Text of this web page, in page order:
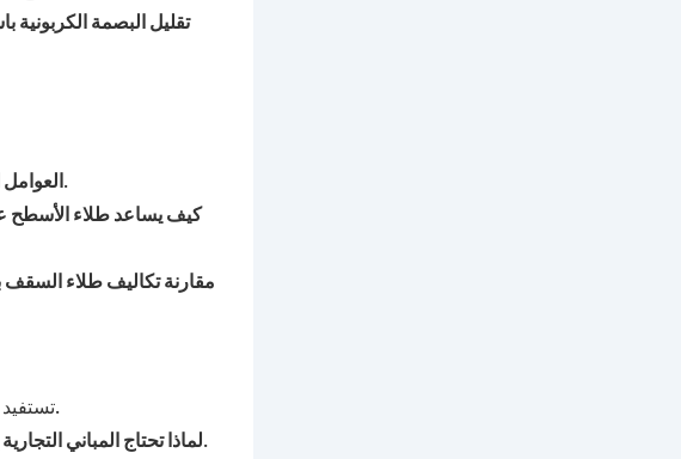
تقليل البصمة الكربونية
كيف يساعد طلاء الأسطح
مقارنة تكاليف طلاء
تستفيد المباني التجارية من طلاء الأسطح بطرق متعددة. فهو يوفر حماية اقتصادية، ويطيل عمر السطح، ويحسّن كفاءة الطاقة.
لماذا تحتاج المباني